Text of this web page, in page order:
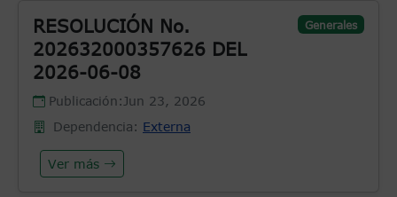
RESOLUCIÓN No.
202632000357626 DEL
2026-06-08
Generales
Publicación: Jun 23, 2026
Dependencia: Externa
Ver más